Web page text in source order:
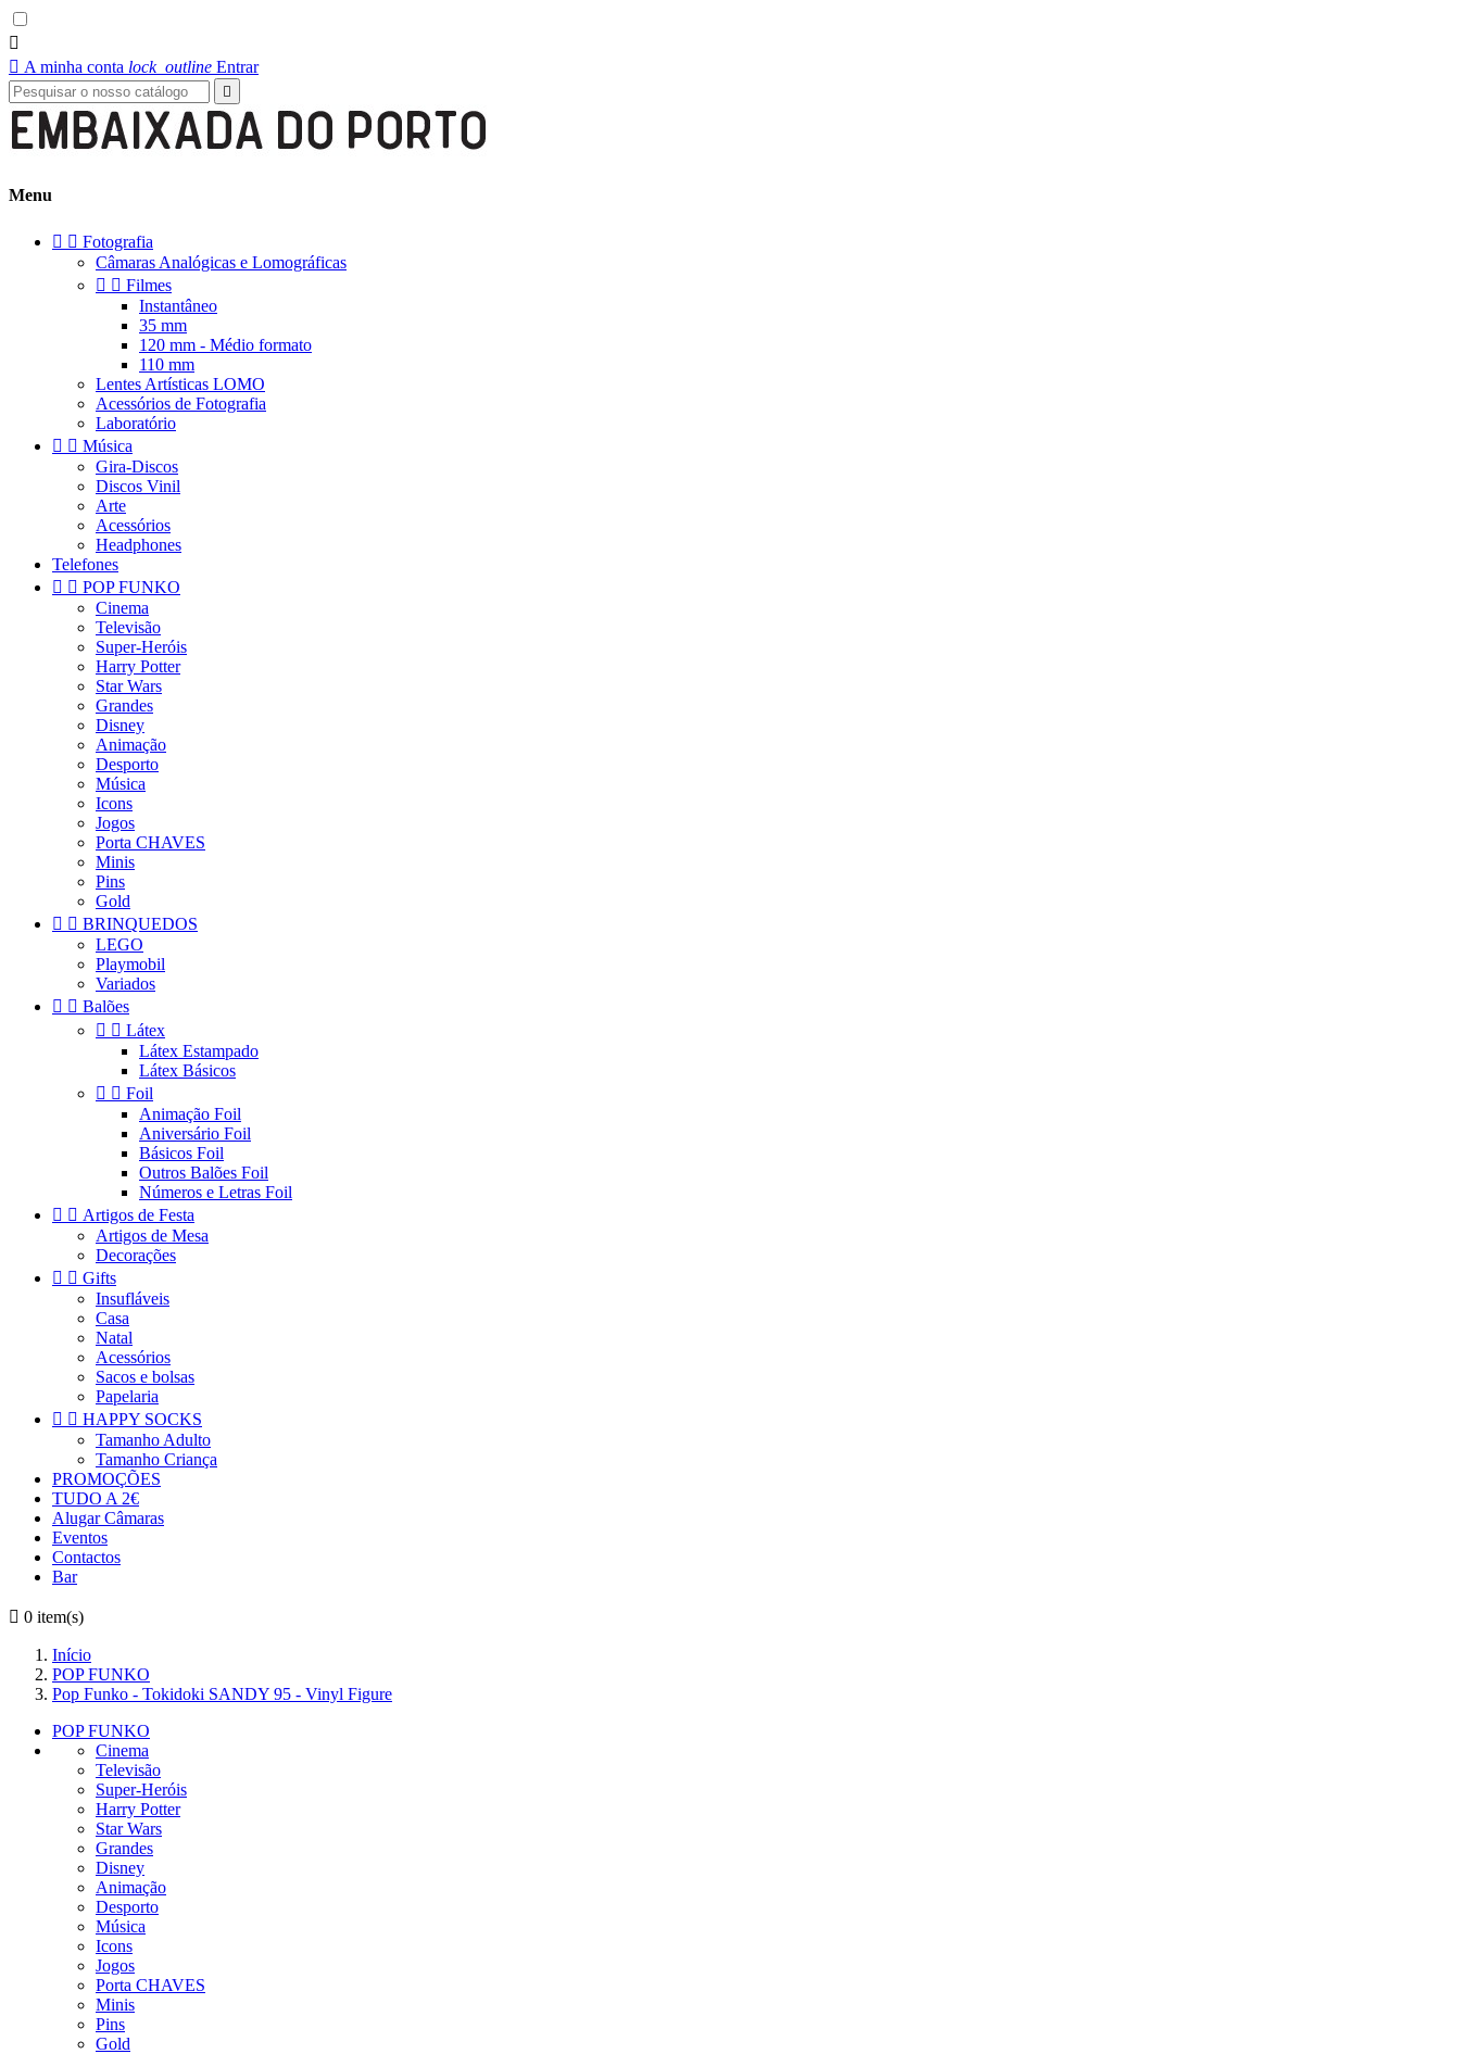

 A minha conta lock_outline Entrar

Menu
  Fotografia
Câmaras Analógicas e Lomográficas
  Filmes
Instantâneo
35 mm
120 mm - Médio formato
110 mm
Lentes Artísticas LOMO
Acessórios de Fotografia
Laboratório
  Música
Gira-Discos
Discos Vinil
Arte
Acessórios
Headphones
Telefones
  POP FUNKO
Cinema
Televisão
Super-Heróis
Harry Potter
Star Wars
Grandes
Disney
Animação
Desporto
Música
Icons
Jogos
Porta CHAVES
Minis
Pins
Gold
  BRINQUEDOS
LEGO
Playmobil
Variados
  Balões
  Látex
Látex Estampado
Látex Básicos
  Foil
Animação Foil
Aniversário Foil
Básicos Foil
Outros Balões Foil
Números e Letras Foil
  Artigos de Festa
Artigos de Mesa
Decorações
  Gifts
Insufláveis
Casa
Natal
Acessórios
Sacos e bolsas
Papelaria
  HAPPY SOCKS
Tamanho Adulto
Tamanho Criança
PROMOÇÕES
TUDO A 2€
Alugar Câmaras
Eventos
Contactos
Bar
 0 item(s)
Início
POP FUNKO
Pop Funko - Tokidoki SANDY 95 - Vinyl Figure
POP FUNKO
Cinema
Televisão
Super-Heróis
Harry Potter
Star Wars
Grandes
Disney
Animação
Desporto
Música
Icons
Jogos
Porta CHAVES
Minis
Pins
Gold